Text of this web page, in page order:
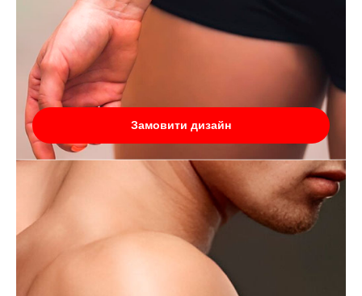
Замовити дизайн